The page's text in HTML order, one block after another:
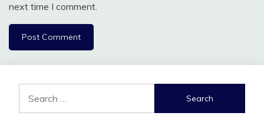
next time I comment.
for: